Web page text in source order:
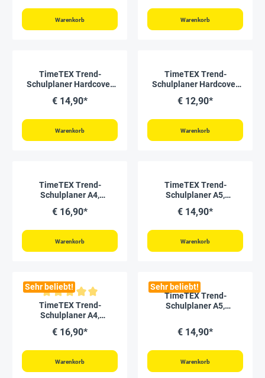
Warenkorb Warenkorb
TimeTEX Trend-
Schulplaner Hardcover
lagune
€ 14,90*
Warenkorb
TimeTEX Trend-
Schulplaner Hardcover
lagune
€ 12,90*
Warenkorb
TimeTEX Trend-
Schulplaner A4,
€ 16,90*
Warenkorb
TimeTEX Trend-
Schulplaner A5,
€ 14,90*
Warenkorb
Sehr beliebt!
Durchschnittliche Bewertung von 5 von 5 Sternen
TimeTEX Trend-
Schulplaner A4,
€ 16,90*
Warenkorb
Sehr beliebt!
TimeTEX Trend-
Schulplaner A5,
€ 14,90*
Warenkorb